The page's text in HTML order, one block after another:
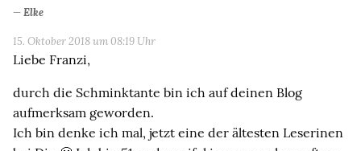
Elke
15. Oktober 2018 um 08:19 Uhr
Liebe Franzi,
durch die Schminktante bin ich auf deinen Blog
aufmerksam geworden.
Ich bin denke ich mal, jetzt eine der ältesten Leserinen